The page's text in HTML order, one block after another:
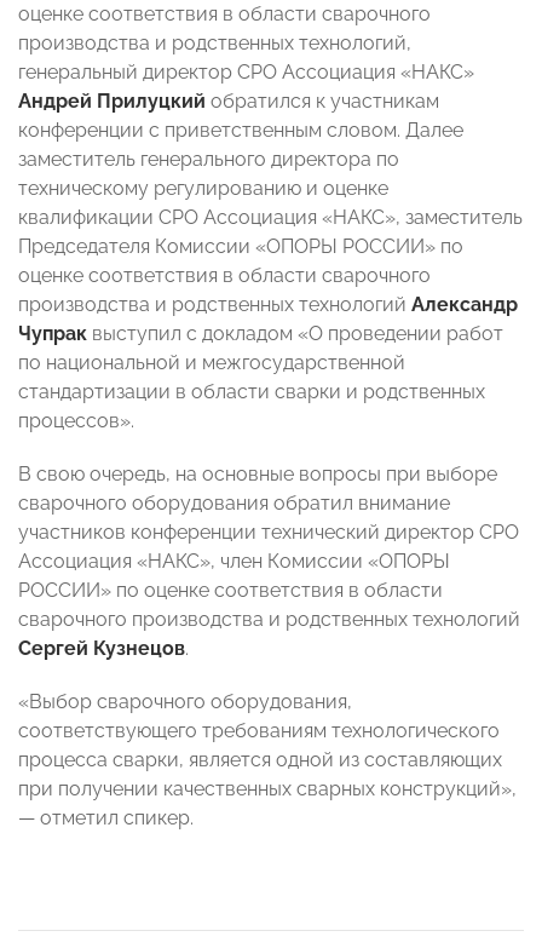
оценке соответствия в области сварочного
производства и родственных технологий,
генеральный директор СРО Ассоциация «НАКС»
Андрей Прилуцкий обратился к участникам
конференции с приветственным словом. Далее
заместитель генерального директора по
техническому регулированию и оценке
квалификации СРО Ассоциация «НАКС», заместитель
Председателя Комиссии «ОПОРЫ РОССИИ» по
оценке соответствия в области сварочного
производства и родственных технологий Александр
Чупрак выступил с докладом «О проведении работ
по национальной и межгосударственной
стандартизации в области сварки и родственных
процессов».
В свою очередь, на основные вопросы при выборе
сварочного оборудования обратил внимание
участников конференции технический директор СРО
Ассоциация «НАКС», член Комиссии «ОПОРЫ
РОССИИ» по оценке соответствия в области
сварочного производства и родственных технологий
Сергей Кузнецов.
«Выбор сварочного оборудования,
соответствующего требованиям технологического
процесса сварки, является одной из составляющих
при получении качественных сварных конструкций»,
— отметил спикер.